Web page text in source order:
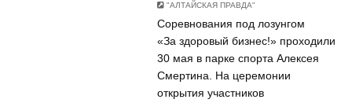
"АЛТАЙСКАЯ ПРАВДА"
Соревнования под лозунгом
«За здоровый бизнес!» проходили
30 мая в парке спорта Алексея
Смертина. На церемонии
открытия участников